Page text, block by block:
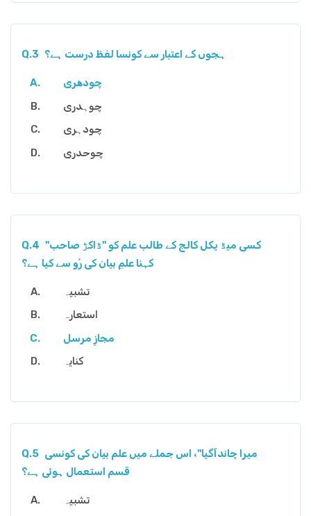
Q.3 ہجوں کے اعتبار سے کونسا لفظ درست ہے؟
چودھری
چوہدری
چودہری
چوحدری
Q.4 کسی میڈ یکل کالج کے طالب علم کو "ڈاکڑ صاحب"
کہنا علمِ بیان کی رُو سے کیا ہے؟
تشبیہ
استعارہ
مجازِ مرسل
کنایہ
Q.5 میرا چاندآگیا"، اس جملے میں علم بیان کی کونسی
قسم استعمال ہوئی ہے؟
تشبیہ